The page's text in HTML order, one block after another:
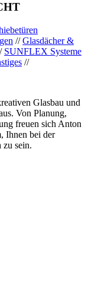
//Glasdächer &
SUNFLEX Systeme
//
Glasbau und
Von Planung,
freuen sich Anton
Ihnen bei der
sein.